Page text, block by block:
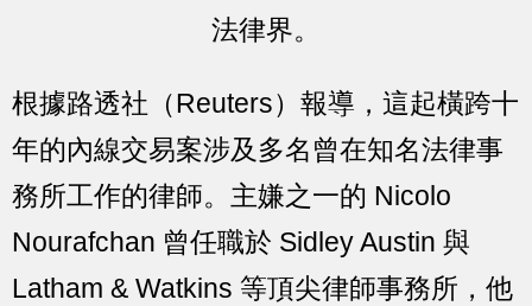
法律界。
根據路透社（Reuters）報導，這起橫跨十
年的內線交易案涉及多名曾在知名法律事
務所工作的律師。主嫌之一的 Nicolo
Nourafchan 曾任職於 Sidley Austin 與
Latham & Watkins 等頂尖律師事務所，他